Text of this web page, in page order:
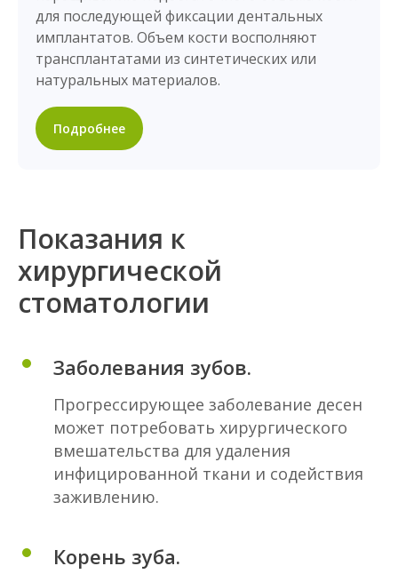
для последующей фиксации дентальных
имплантатов. Объем кости восполняют
трансплантатами из синтетических или
натуральных материалов.
Подробнее
Показания к
хирургической
стоматологии
Заболевания зубов.
Прогрессирующее заболевание десен
может потребовать хирургического
вмешательства для удаления
инфицированной ткани и содействия
заживлению.
Корень зуба.
В наших клиниках возможна
оплата как наличными, так и
банковской картой.